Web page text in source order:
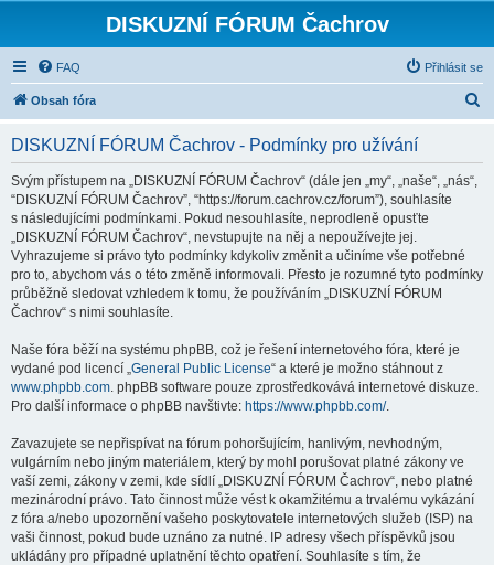
DISKUZNÍ FÓRUM Čachrov
FAQ Přihlásit se
Obsah fóra
DISKUZNÍ FÓRUM Čachrov - Podmínky pro užívání
Svým přístupem na „DISKUZNÍ FÓRUM Čachrov“ (dále jen „my“, „naše“, „nás“,
“DISKUZNÍ FÓRUM Čachrov”, “https://forum.cachrov.cz/forum”), souhlasíte
s následujícími podmínkami. Pokud nesouhlasíte, neprodleně opusťte
„DISKUZNÍ FÓRUM Čachrov“, nevstupujte na něj a nepoužívejte jej.
Vyhrazujeme si právo tyto podmínky kdykoliv změnit a učiníme vše potřebné
pro to, abychom vás o této změně informovali. Přesto je rozumné tyto podmínky
průběžně sledovat vzhledem k tomu, že používáním „DISKUZNÍ FÓRUM
Čachrov“ s nimi souhlasíte.
Naše fóra běží na systému phpBB, což je řešení internetového fóra, které je
vydané pod licencí „General Public License“ a které je možno stáhnout z
www.phpbb.com. phpBB software pouze zprostředkovává internetové diskuze.
Pro další informace o phpBB navštivte: https://www.phpbb.com/.
Zavazujete se nepřispívat na fórum pohoršujícím, hanlivým, nevhodným,
vulgárním nebo jiným materiálem, který by mohl porušovat platné zákony ve
vaší zemi, zákony v zemi, kde sídlí „DISKUZNÍ FÓRUM Čachrov“, nebo platné
mezinárodní právo. Tato činnost může vést k okamžitému a trvalému vykázání
z fóra a/nebo upozornění vašeho poskytovatele internetových služeb (ISP) na
vaši činnost, pokud bude uznáno za nutné. IP adresy všech příspěvků jsou
ukládány pro případné uplatnění těchto opatření. Souhlasíte s tím, že